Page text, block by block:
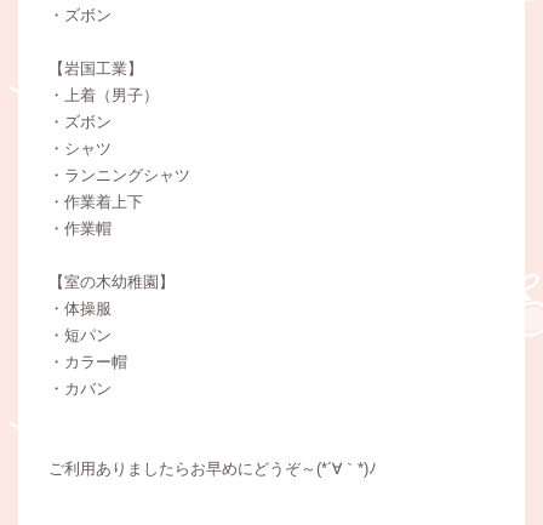
・ズボン
【岩国工業】
・上着（男子）
・ズボン
・シャツ
・ランニングシャツ
・作業着上下
・作業帽
【室の木幼稚園】
・体操服
・短パン
・カラー帽
・カバン
ご利用ありましたらお早めにどうぞ～(*´∀｀*)ﾉ